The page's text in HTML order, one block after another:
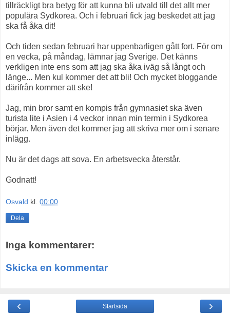
tillräckligt bra betyg för att kunna bli utvald till det allt mer
populära Sydkorea. Och i februari fick jag beskedet att jag
ska få åka dit!
Och tiden sedan februari har uppenbarligen gått fort. För om
en vecka, på måndag, lämnar jag Sverige. Det känns
verkligen inte ens som att jag ska åka iväg så långt och
länge... Men kul kommer det att bli! Och mycket bloggande
därifrån kommer att ske!
Jag, min bror samt en kompis från gymnasiet ska även
turista lite i Asien i 4 veckor innan min termin i Sydkorea
börjar. Men även det kommer jag att skriva mer om i senare
inlägg.
Nu är det dags att sova. En arbetsvecka återstår.
Godnatt!
Osvald kl. 00:00
Dela
Inga kommentarer:
Skicka en kommentar
‹ ›
Startsida